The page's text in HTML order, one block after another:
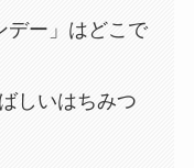
デー」はどこで
しいはちみつ